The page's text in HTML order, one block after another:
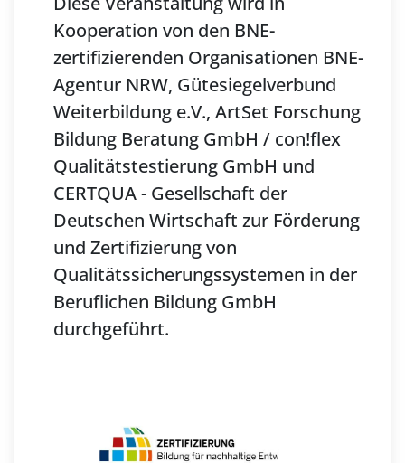
Kooperation von den BNE-
zertifizierenden Organisationen BNE-
Agentur NRW, Gütesiegelverbund
Weiterbildung e.V., ArtSet Forschung
Bildung Beratung GmbH / con!flex
Qualitätstestierung GmbH und
CERTQUA - Gesellschaft der
Deutschen Wirtschaft zur Förderung
und Zertifizierung von
Qualitätssicherungssystemen in der
Beruflichen Bildung GmbH
durchgeführt.